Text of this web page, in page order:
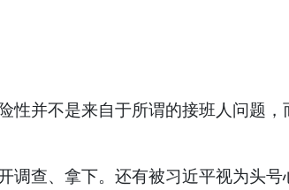
并不是来自于所谓的接班人问题，
查、拿下。还有被习近平视为头号